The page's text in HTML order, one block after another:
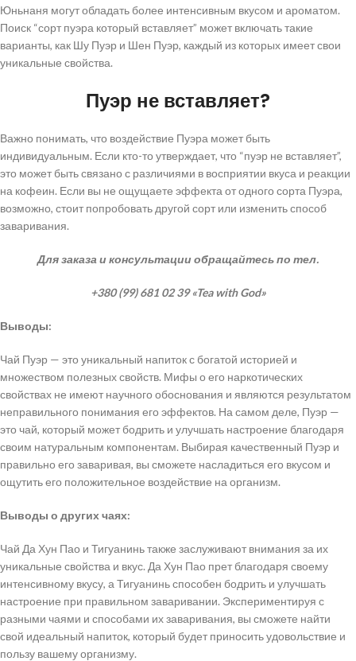
Юньнаня могут обладать более интенсивным вкусом и ароматом.
Поиск “сорт пуэра который вставляет” может включать такие
варианты, как Шу Пуэр и Шен Пуэр, каждый из которых имеет свои
уникальные свойства.
Пуэр не вставляет?
Важно понимать, что воздействие Пуэра может быть
индивидуальным. Если кто-то утверждает, что “пуэр не вставляет”,
это может быть связано с различиями в восприятии вкуса и реакции
на кофеин. Если вы не ощущаете эффекта от одного сорта Пуэра,
возможно, стоит попробовать другой сорт или изменить способ
заваривания.
Для заказа и консультации обращайтесь по тел.
+380 (99) 681 02 39 «Tea with God»
Выводы:
Чай Пуэр — это уникальный напиток с богатой историей и
множеством полезных свойств. Мифы о его наркотических
свойствах не имеют научного обоснования и являются результатом
неправильного понимания его эффектов. На самом деле, Пуэр —
это чай, который может бодрить и улучшать настроение благодаря
своим натуральным компонентам. Выбирая качественный Пуэр и
правильно его заваривая, вы сможете насладиться его вкусом и
ощутить его положительное воздействие на организм.
Выводы о других чаях:
Чай Да Хун Пао и Тигуанинь также заслуживают внимания за их
уникальные свойства и вкус. Да Хун Пао прет благодаря своему
интенсивному вкусу, а Тигуанинь способен бодрить и улучшать
настроение при правильном заваривании. Экспериментируя с
разными чаями и способами их заваривания, вы сможете найти
свой идеальный напиток, который будет приносить удовольствие и
пользу вашему организму.